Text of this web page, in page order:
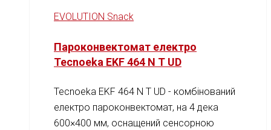
EVOLUTION Snack
Пароконвектомат електро
Tecnoeka EKF 464 N T UD
Tecnoeka EKF 464 N T UD - комбінований
електро пароконвектомат, на 4 дека
600×400 мм, оснащений сенсорною